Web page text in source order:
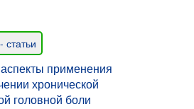
применения
хронической
головной боли